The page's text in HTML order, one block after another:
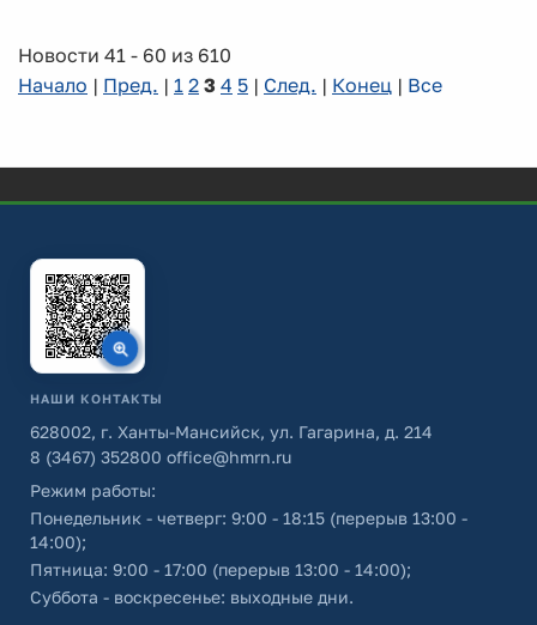
Новости 41 - 60 из 610
Начало | Пред. | 1 2 3 4 5 | След. | Конец | Все
НАШИ КОНТАКТЫ
628002, г. Ханты-Мансийск, ул. Гагарина, д. 214
8 (3467) 352800 office@hmrn.ru
Режим работы:
Понедельник - четверг: 9:00 - 18:15 (перерыв 13:00 -
14:00);
Пятница: 9:00 - 17:00 (перерыв 13:00 - 14:00);
Суббота - воскресенье: выходные дни.